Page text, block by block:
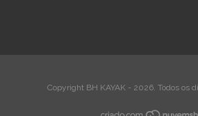
Copyright BH KAYAK - 2026. Todos os